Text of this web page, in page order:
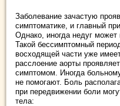
Заболевание зачастую
симптоматике, и главный
Однако, иногда недуг может
Такой бессимптомный
восходящей части уже
расслоение аорты
симптомом. Иногда
не помогают. Боль
при передвижении боли
тела: